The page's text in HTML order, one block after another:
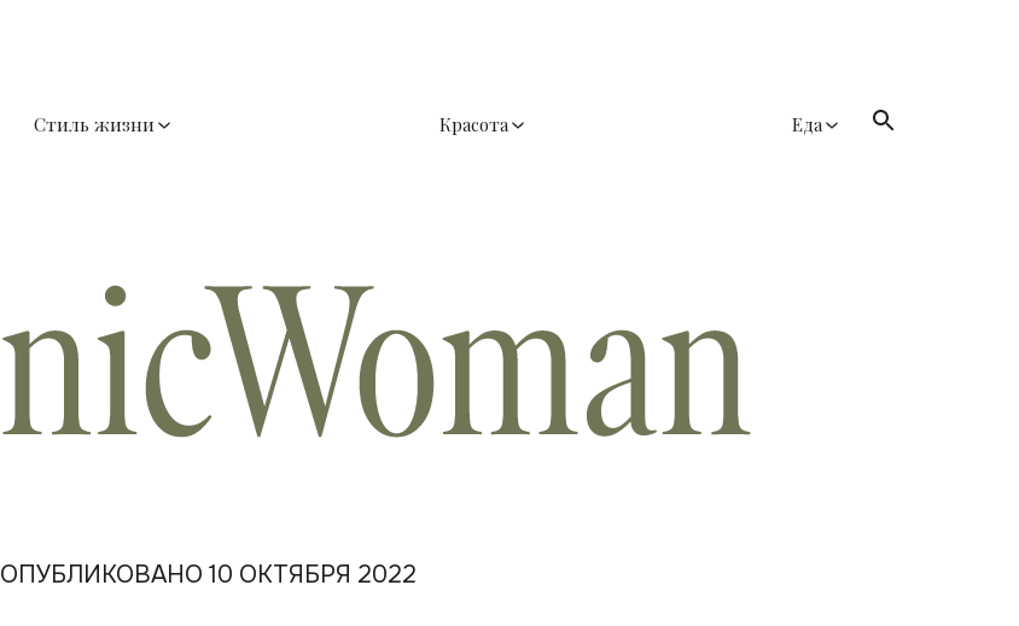
Стиль жизни Красота Еда
ОПУБЛИКОВАНО 10 ОКТЯБРЯ 2022